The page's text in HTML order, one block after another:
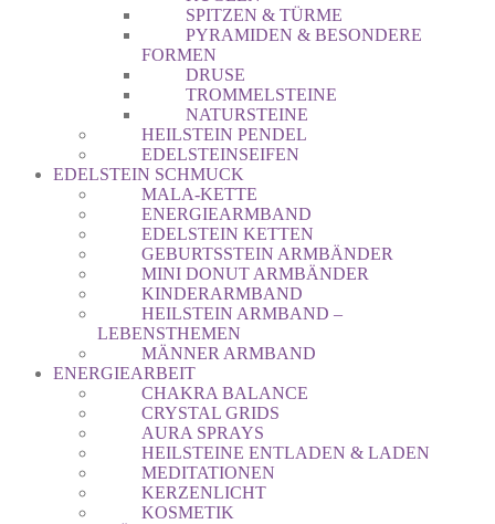
SPITZEN & TÜRME
PYRAMIDEN & BESONDERE
FORMEN
DRUSE
TROMMELSTEINE
NATURSTEINE
HEILSTEIN PENDEL
EDELSTEINSEIFEN
EDELSTEIN SCHMUCK
MALA-KETTE
ENERGIEARMBAND
EDELSTEIN KETTEN
GEBURTSSTEIN ARMBÄNDER
MINI DONUT ARMBÄNDER
KINDERARMBAND
HEILSTEIN ARMBAND –
LEBENSTHEMEN
MÄNNER ARMBAND
ENERGIEARBEIT
CHAKRA BALANCE
CRYSTAL GRIDS
AURA SPRAYS
HEILSTEINE ENTLADEN & LADEN
MEDITATIONEN
KERZENLICHT
KOSMETIK